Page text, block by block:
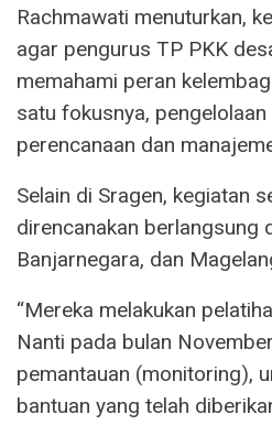
Rachmawati menuturkan,
agar pengurus TP PKK
memahami peran
satu fokusnya,
perencanaan dan
Selain di Sragen, kegiatan
direncanakan berlangsung
Banjarnegara, dan
“Mereka melakukan
Nanti pada bulan
pemantauan (monitoring),
bantuan yang telah